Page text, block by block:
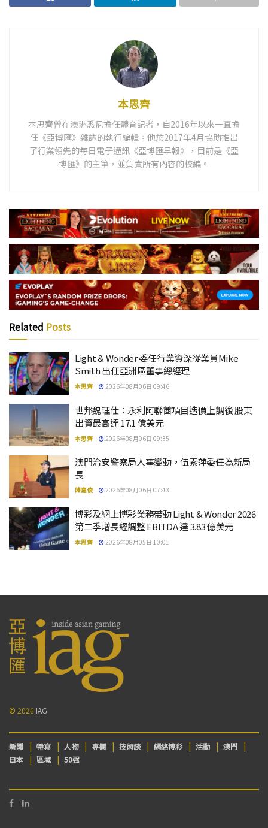
本思齊
本思齊曾在澳洲悉尼擔任體育記者，自2016年以來一直擔
任《亞博匯》雜誌的執行編輯。他於2017年4月協助推出
了行業領先的每日電子通訊《亞博匯早報》，目前是《亞
博匯》的主筆，並負責所有內容的校編。
Related Posts
Light & Wonder 委任行業資深從業員Mike
Smith 出任亞洲區董事總經理
本思齊 2026年08月06日 09:46
世邦魏理仕：永利阿聯酋項目造價上調後 股東
出資最高達 17.1 億美元
本思齊 2026年08月06日 09:35
澳門治安警察局人事變動，伍素萍委任為新局
長
陳嘉俊 2026年08月06日 07:43
博彩及網上博彩業務帶動 Light & Wonder 2026
第二季增長經調整 EBITDA 達 3.83 億美元
本思齊 2026年08月05日 10:01
© 2026 IAG
新聞 特寫 人物 專欄 技術談 網絡博彩 活動
澳門
日本
區域 50强